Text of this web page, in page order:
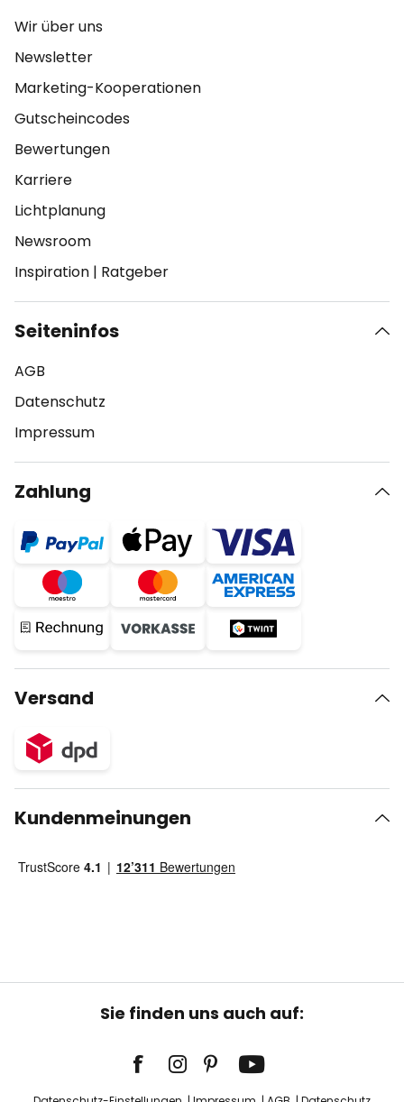
Wir über uns
Newsletter
Marketing-Kooperationen
Gutscheincodes
Bewertungen
Karriere
Lichtplanung
Newsroom
Inspiration | Ratgeber
Seiteninfos
AGB
Datenschutz
Impressum
Zahlung
Versand
Kundenmeinungen
Sie finden uns auch auf: